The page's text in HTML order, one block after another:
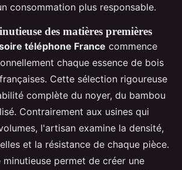
consommation plus responsable.
des matières premières
téléphone France commence
chaque essence de bois
Cette sélection rigoureuse
complète du noyer, du bambou
Contrairement aux usines qui
l'artisan examine la densité,
et la résistance de chaque pièce.
permet de créer une